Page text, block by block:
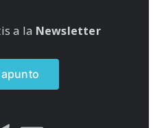
a la Newsletter